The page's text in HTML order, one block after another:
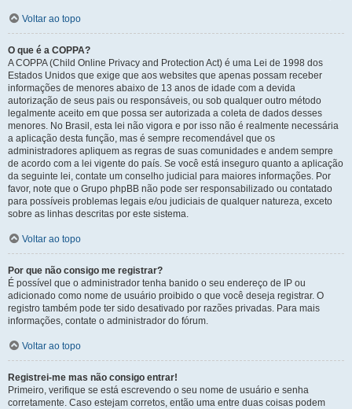
Voltar ao topo
O que é a COPPA?
A COPPA (Child Online Privacy and Protection Act) é uma Lei de 1998 dos
Estados Unidos que exige que aos websites que apenas possam receber
informações de menores abaixo de 13 anos de idade com a devida
autorização de seus pais ou responsáveis, ou sob qualquer outro método
legalmente aceito em que possa ser autorizada a coleta de dados desses
menores. No Brasil, esta lei não vigora e por isso não é realmente necessária
a aplicação desta função, mas é sempre recomendável que os
administradores apliquem as regras de suas comunidades e andem sempre
de acordo com a lei vigente do país. Se você está inseguro quanto a aplicação
da seguinte lei, contate um conselho judicial para maiores informações. Por
favor, note que o Grupo phpBB não pode ser responsabilizado ou contatado
para possíveis problemas legais e/ou judiciais de qualquer natureza, exceto
sobre as linhas descritas por este sistema.
Voltar ao topo
Por que não consigo me registrar?
É possível que o administrador tenha banido o seu endereço de IP ou
adicionado como nome de usuário proibido o que você deseja registrar. O
registro também pode ter sido desativado por razões privadas. Para mais
informações, contate o administrador do fórum.
Voltar ao topo
Registrei-me mas não consigo entrar!
Primeiro, verifique se está escrevendo o seu nome de usuário e senha
corretamente. Caso estejam corretos, então uma entre duas coisas podem